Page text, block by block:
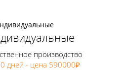
производство
дней - цена 590000₽